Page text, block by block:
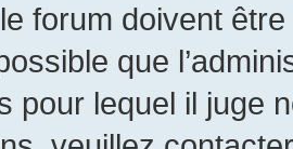
forum doivent
que
pour lequel il juge